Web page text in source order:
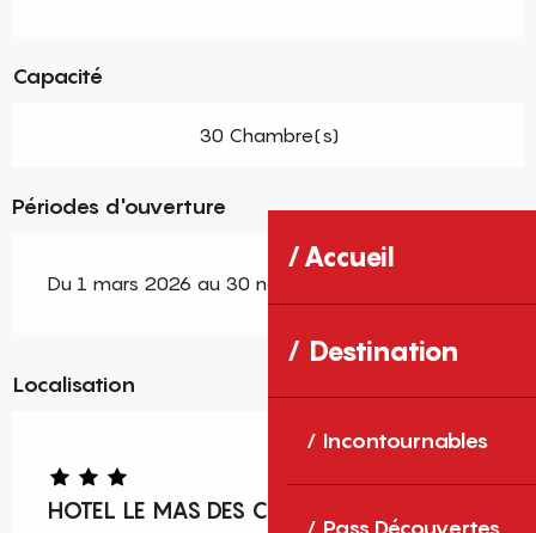
Accueil
Destination
Incontournables
Capacité
30 Chambre(s)
Périodes d'ouverture
Du 1 mars 2026 au 30 novembre 2026
Localisation
HOTEL LE MAS DES CITRONNIERS